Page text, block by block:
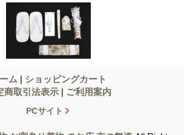
ム | ショッピングカート
商取引法表示 | ご利用案内
PCサイト